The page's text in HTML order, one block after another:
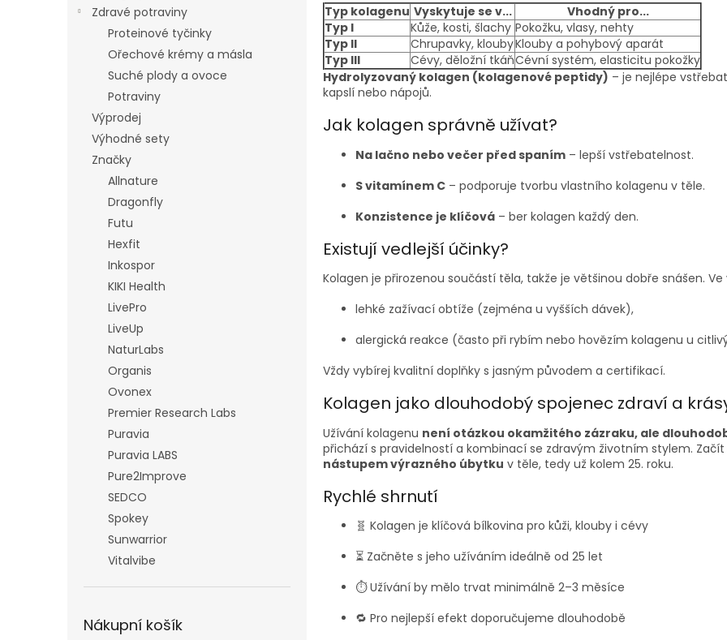
Zdravé potraviny
Proteinové tyčinky
Ořechové krémy a másla
Suché plody a ovoce
Potraviny
Výprodej
Výhodné sety
Značky
Allnature
Dragonfly
Futu
Hexfit
Inkospor
KIKI Health
LivePro
LiveUp
NaturLabs
Organis
Ovonex
Premier Research Labs
Puravia
Puravia LABS
Pure2Improve
SEDCO
Spokey
Sunwarrior
Vitalvibe
Nákupní košík
Typ kolagenu Vyskytuje se v...
Vhodný pro...
Typ I
Kůže, kosti, šlachy Pokožku, vlasy, nehty
Typ II
Chrupavky, kloubyKlouby a pohybový aparát
Typ III
Cévy, děložní tkáňCévní systém, elasticitu pokožky
Hydrolyzovaný kolagen (kolagenové peptidy) – je nejlépe
kapslí nebo nápojů.
Jak kolagen správně užívat?
Na lačno nebo večer před spaním – lepší vstřebatelnost.
S vitamínem C – podporuje tvorbu vlastního kolagenu v těle.
Konzistence je klíčová – ber kolagen každý den.
Existují vedlejší účinky?
Kolagen je přirozenou součástí těla, takže je většinou dobře snášen.
lehké zažívací obtíže (zejména u vyšších dávek),
alergická reakce (často při rybím nebo hovězím kolagenu u
Vždy vybírej kvalitní doplňky s jasným původem a certifikací.
Kolagen jako dlouhodobý spojenec zdraví a
Užívání kolagenu není otázkou okamžitého zázraku, ale
přichází s pravidelností a kombinací se zdravým životním stylem.
nástupem výrazného úbytku v těle, tedy už kolem 25. roku.
Rychlé shrnutí
🧬 Kolagen je klíčová bílkovina pro kůži, klouby i cévy
⏳ Začněte s jeho užíváním ideálně od 25 let
⏱ Užívání by mělo trvat minimálně 2–3 měsíce
🔁 Pro nejlepší efekt doporučujeme dlouhodobě